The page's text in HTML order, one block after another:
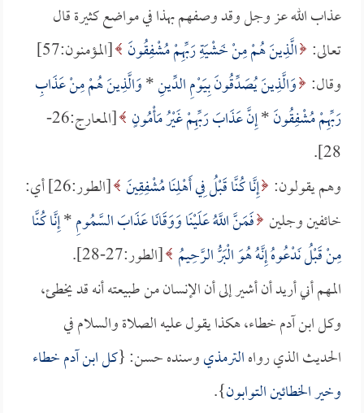
عذاب الله عز وجل وقد وصفهم بهذا في مواضع كثيرة قال
تعالى: الَّذِينَ هُمْ مِنْ خَشْيَةِ رَبِّهِمْ مُشْفِقُونَ
[المؤمنون:57]
وقال: وَالَّذِينَ يُصَدِّقُونَ بِيَوْمِ الدِّينِ*وَالَّذِينَ هُمْ مِنْ عَذَابِ
رَبِّهِمْ مُشْفِقُونَ*إِنَّ عَذَابَ رَبِّهِمْ غَيْرُ مَأْمُونٍ
[المعارج:26-
28].
وهم يقولون: إِنَّا كُنَّا قَبْلُ فِي أَهْلِنَا مُشْفِقِينَ
[الطور:26] أي:
خائفين وجلين فَمَنَّ اللَّهُ عَلَيْنَا وَوَقَانَا عَذَابَ السَّمُومِ*إِنَّا كُنَّا
مِنْ قَبْلُ نَدْعُوهُ إِنَّهُ هُوَ الْبَرُّ الرَّحِيمُ [الطور:27-28].
المهم أني أريد أن أشير إلى أن الإنسان من طبيعته أنه قد يخطئ،
وكل ابن آدم خطاء، هكذا يقول عليه الصلاة والسلام في
الحديث الذي رواهالترمذيوسنده حسن: {كل ابن آدم خطاء
وخير الخطائين التوابون}.